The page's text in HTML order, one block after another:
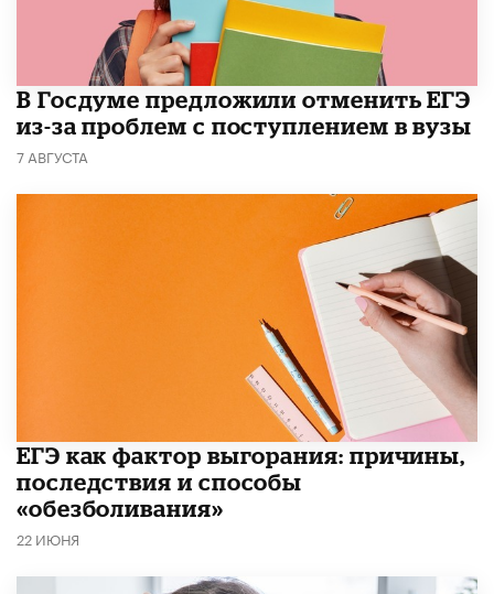
В Госдуме предложили отменить ЕГЭ
из-за проблем с поступлением в вузы
7 АВГУСТА
​ЕГЭ как фактор выгорания: причины,
последствия и способы
«обезболивания»
22 ИЮНЯ